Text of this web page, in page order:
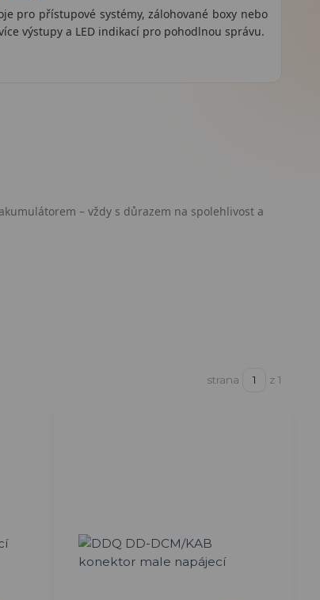
pro přístupové systémy, zálohované boxy nebo
výstupy a LED indikací pro pohodlnou správu.
– vždy s důrazem na spolehlivost a
strana z 1